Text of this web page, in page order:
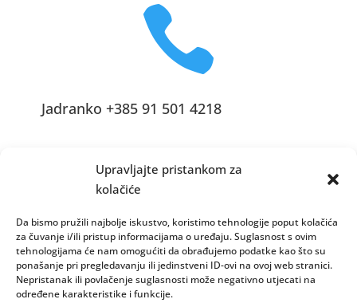
Upravljajte pristankom za
kolačiće
Da bismo pružili najbolje iskustvo, koristimo tehnologije poput kolačića
za čuvanje i/ili pristup informacijama o uređaju. Suglasnost s ovim
tehnologijama će nam omogućiti da obrađujemo podatke kao što su
ponašanje pri pregledavanju ili jedinstveni ID-ovi na ovoj web stranici.
Nepristanak ili povlačenje suglasnosti može negativno utjecati na
određene karakteristike i funkcije.

Jadranko +385 91 501 4218

info@vinopedia.hr